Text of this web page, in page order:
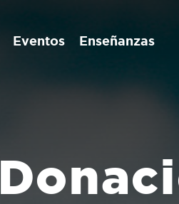
Eventos
Enseñanzas